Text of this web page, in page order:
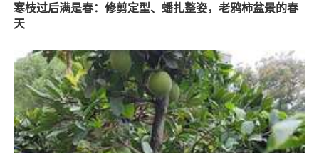
寒枝过后满是春：修剪定型、蟠扎整姿，老鸦柿盆景的春
天